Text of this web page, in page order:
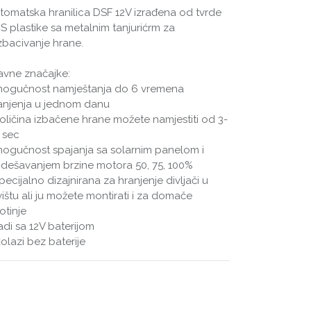
hranilica DSF 12V izrađena od tvrde
plastike sa metalnim tanjurićrm za
hrane.
značajke:
namještanja do 6 vremena
u jednom danu
izbačene hrane možete namjestiti od 3-
sec
spajanja sa solarnim panelom i
brzine motora 50, 75, 100%
dizajnirana za hranjenje divljači u
ali ju možete montirati i za domače
sa 12V baterijom
bez baterije